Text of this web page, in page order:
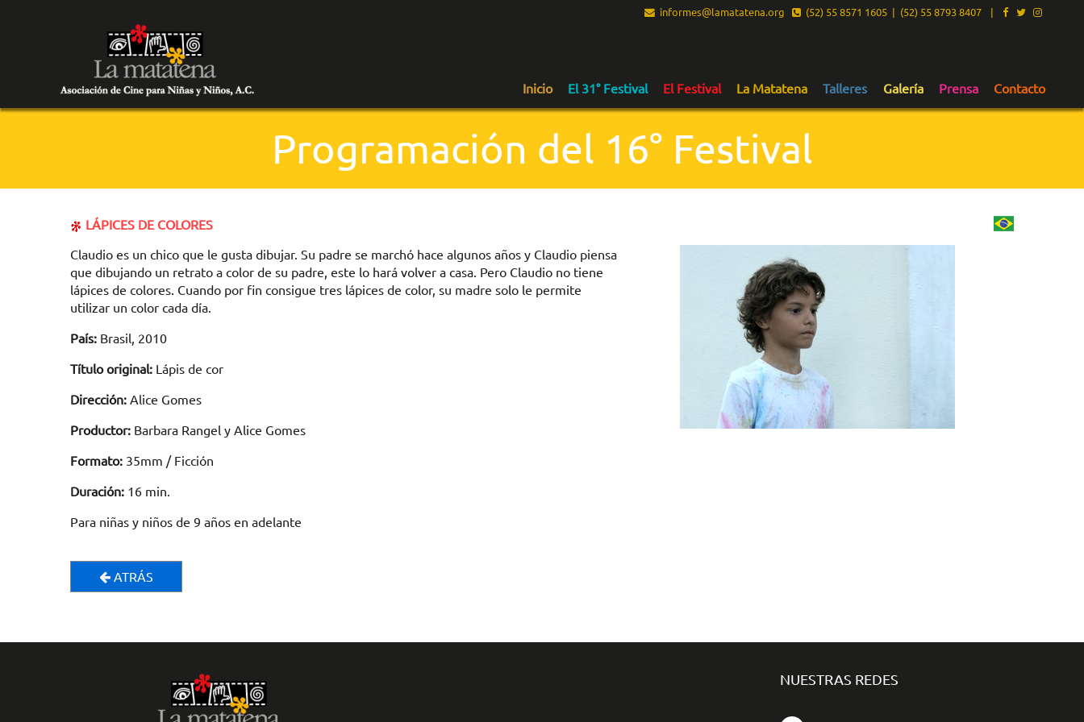
informes@lamatatena.org (52) 55 8571 1605 | (52) 55 8793 8407 |
Inicio El 31° Festival El Festival La Matatena Talleres Galería Prensa Contacto
Programación del 16° Festival
LÁPICES DE COLORES
Claudio es un chico que le gusta dibujar. Su padre se marchó hace algunos años y Claudio piensa
que dibujando un retrato a color de su padre, este lo hará volver a casa. Pero Claudio no tiene
lápices de colores. Cuando por fin consigue tres lápices de color, su madre solo le permite
utilizar un color cada día.
País: Brasil, 2010
Título original: Lápis de cor
Dirección: Alice Gomes
Productor: Barbara Rangel y Alice Gomes
Formato: 35mm / Ficción
Duración: 16 min.
Para niñas y niños de 9 años en adelante
ATRÁS
NUESTRAS REDES